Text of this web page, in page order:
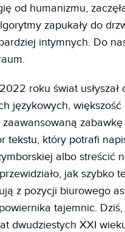
od humanizmu,
zapukały do
intymnych. Do
roku świat usłyszał
językowych, większość
zaawansowaną
tekstu, który potrafi
albo streścić
jak szybko
z pozycji biurowego
tajemnic. Dziś,
dwudziestych XXI